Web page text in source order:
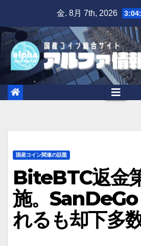
content
金. 8月 7th, 2026
国産コイン関連の話題
BiteBTC返金
施。SanDeGo
れるも却下多